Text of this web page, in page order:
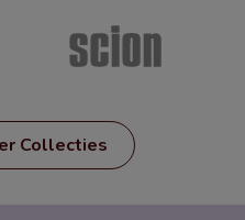
Collecties